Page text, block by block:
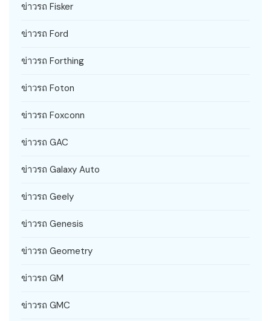
ข่าวรถ Fisker
ข่าวรถ Ford
ข่าวรถ Forthing
ข่าวรถ Foton
ข่าวรถ Foxconn
ข่าวรถ GAC
ข่าวรถ Galaxy Auto
ข่าวรถ Geely
ข่าวรถ Genesis
ข่าวรถ Geometry
ข่าวรถ GM
ข่าวรถ GMC